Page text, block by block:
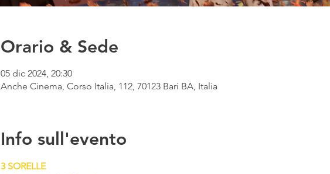
Orario & Sede
05 dic 2024, 20:30
Anche Cinema, Corso Italia, 112, 70123 Bari BA, Italia
Info sull'evento
3 SORELLE